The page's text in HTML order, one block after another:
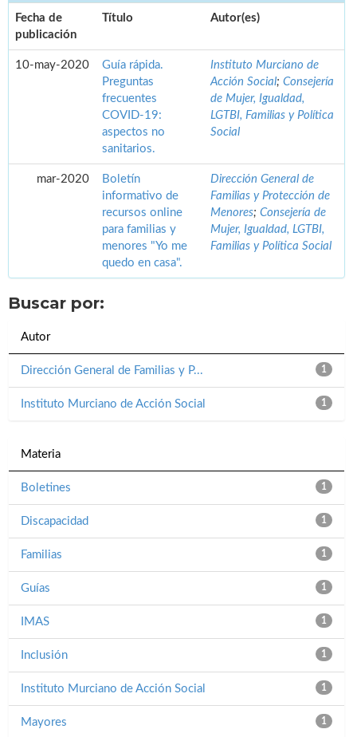
Fecha de
publicación
Título Autor(es)
10-may-2020
Guía rápida.
Preguntas
frecuentes
COVID-19:
aspectos no
sanitarios.
Instituto Murciano de
Acción Social; Consejería
de Mujer, Igualdad,
LGTBI, Familias y Política
Social
mar-2020
Boletín
informativo de
recursos online
para familias y
menores "Yo me
quedo en casa".
Dirección General de
Familias y Protección de
Menores; Consejería de
Mujer, Igualdad, LGTBI,
Familias y Política Social
Buscar por:
Autor
1
Dirección General de Familias y P...
1
Instituto Murciano de Acción Social
Materia
1
Boletines
1
Discapacidad
1
Familias
1
Guías
1
IMAS
1
Inclusión
1
Instituto Murciano de Acción Social
1
Mayores